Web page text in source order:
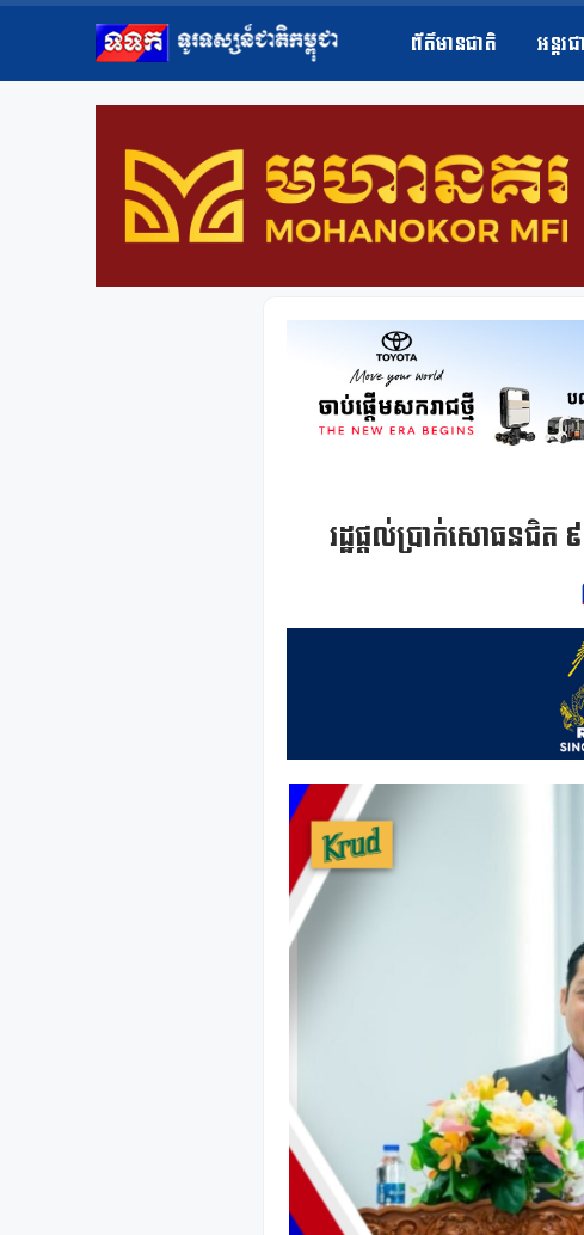
ព័ត៌មានជាតិ អន្តរ
រដ្ឋផ្តល់ប្រាក់សោធនជិត